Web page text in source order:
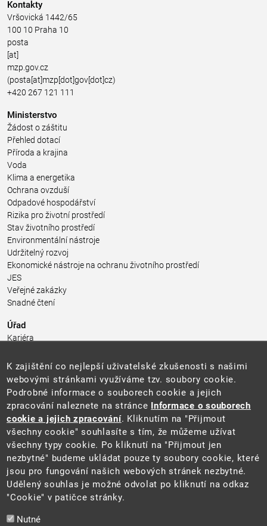
Kontakty
Vršovická 1442/65
100 10 Praha 10
posta
[at]
mzp.gov.cz
(posta[at]mzp[dot]gov[dot]cz)
+420 267 121 111
Ministerstvo
Žádost o záštitu
Přehled dotací
Příroda a krajina
Voda
Klima a energetika
Ochrana ovzduší
Odpadové hospodářství
Rizika pro životní prostředí
Stav životního prostředí
Environmentální nástroje
Udržitelný rozvoj
Ekonomické nástroje na ochranu životního prostředí
JES
Veřejné zakázky
Snadné čtení
Úřad
Kariéra
Pro média a veřejnost
Povinně zveřejňované informace
Kontakty
Přistupnost budovy úřadu MŽP
(PDF, 204 kB)
Web
Aktuality
Ochrana osobních údajů
Prohlášení o přístupnosti
Zásady používání cookies
Mapa webu
K zajištění co nejlepší uživatelské zkušenosti s našimi
webovými stránkami využíváme tzv. soubory cookie.
Podrobné informace o souborech cookie a jejich
zpracování naleznete na stránce Informace o souborech
cookie a jejich zpracování. Kliknutím na "Přijmout
všechny cookie" souhlasíte s tím, že můžeme užívat
všechny typy cookie. Po kliknutí na "Přijmout jen
nezbytné" budeme ukládat pouze ty soubory cookie, které
jsou pro fungování našich webových stránek nezbytné.
Udělený souhlas je možné odvolat po kliknutí na odkaz
"Cookie" v patičce stránky.
Nutné